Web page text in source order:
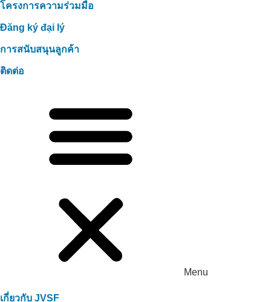
โครงการความร่วมมือ
Đăng ký đại lý
การสนับสนุนลูกค้า
ติดต่อ
Menu
เกี่ยวกับ JVSF